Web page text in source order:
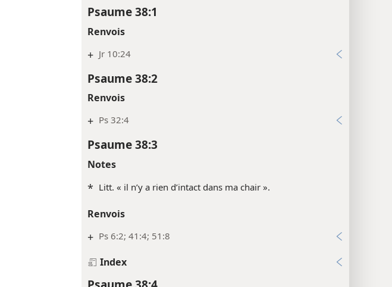
Psaume 38:1
Renvois
+ Jr 10:24
Psaume 38:2
Renvois
+ Ps 32:4
Psaume 38:3
Notes
* Litt. « il n’y a rien d’intact dans ma chair ».
Renvois
+ Ps 6:2; 41:4; 51:8
Index